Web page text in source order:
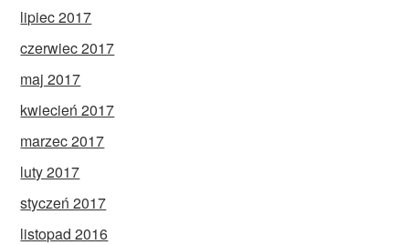
lipiec 2017
czerwiec 2017
maj 2017
kwiecień 2017
marzec 2017
luty 2017
styczeń 2017
listopad 2016